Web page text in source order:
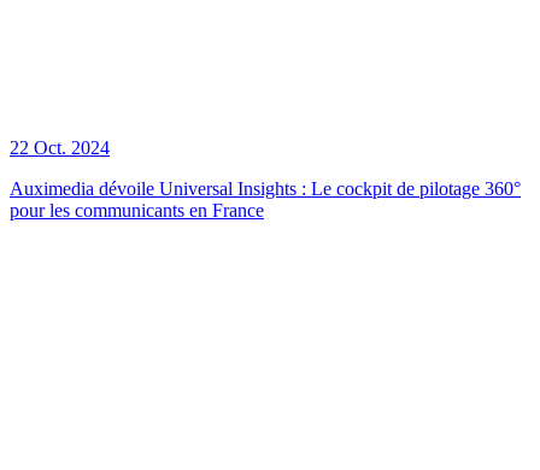
22 Oct. 2024
Auximedia dévoile Universal Insights : Le cockpit de pilotage 360°
pour les communicants en France